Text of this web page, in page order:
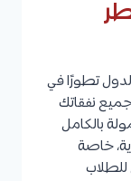
تطورًا في
نفقاتك
بالكامل
خاصة